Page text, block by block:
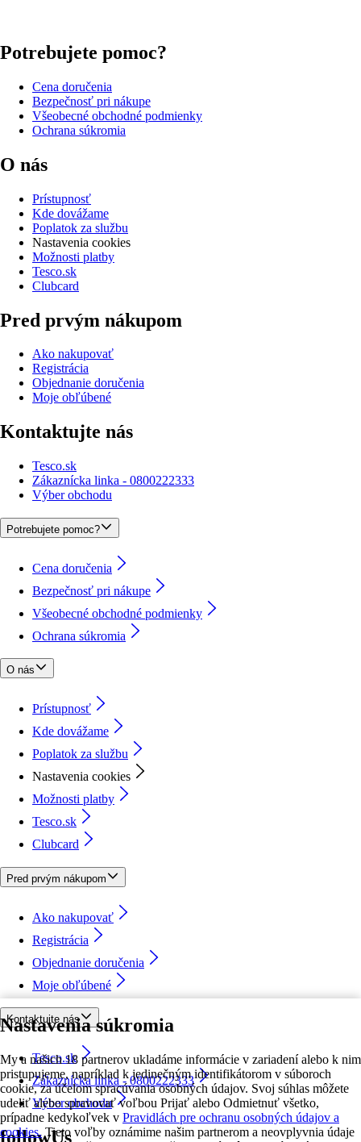
Nastavenia súkromia
My a našich 18 partnerov ukladáme informácie v zariadení alebo k nim
pristupujeme, napríklad k jedinečným identifikátorom v súboroch
cookie, za účelom spracúvania osobných údajov. Svoj súhlas môžete
udeliť alebo spravovať voľbou Prijať alebo Odmietnuť všetko,
prípadne kedykoľvek v Pravidlách pre ochranu osobných údajov a
cookies. Tieto voľby oznámime našim partnerom a neovplyvnia údaje
Potrebujete pomoc?
Cena doručenia
Bezpečnosť pri nákupe
Všeobecné obchodné podmienky
Ochrana súkromia
O nás
Prístupnosť
Kde dovážame
Poplatok za službu
Nastavenia cookies
Možnosti platby
Tesco.sk
Clubcard
Pred prvým nákupom
Ako nakupovať
Registrácia
Objednanie doručenia
Moje obľúbené
Kontaktujte nás
Tesco.sk
Zákaznícka linka - 0800222333
Výber obchodu
Potrebujete pomoc?
Cena doručenia
Bezpečnosť pri nákupe
Všeobecné obchodné podmienky
Ochrana súkromia
O nás
Prístupnosť
Kde dovážame
Poplatok za službu
Nastavenia cookies
Možnosti platby
Tesco.sk
Clubcard
Pred prvým nákupom
Ako nakupovať
Registrácia
Objednanie doručenia
Moje obľúbené
Kontaktujte nás
Tesco.sk
Zákaznícka linka - 0800222333
Výber obchodu
followUs